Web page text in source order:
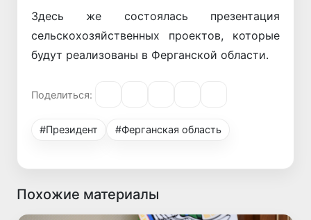
Здесь же состоялась презентация
сельскохозяйственных проектов, которые
будут реализованы в Ферганской области.
Поделиться:
#Президент #Ферганская область
Похожие материалы